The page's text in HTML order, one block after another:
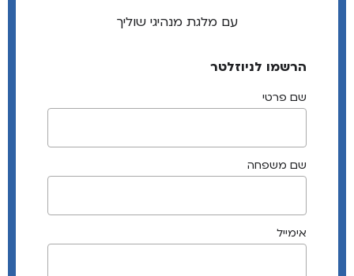
עם מלגת מנהיגי שוליך
הרשמו לניוזלטר
שם פרטי
שם משפחה
אימייל